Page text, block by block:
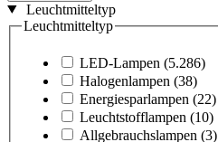
Leuchtmitteltyp
Leuchtmitteltyp
LED-Lampen (5.286)
Halogenlampen (38)
Energiesparlampen (22)
Leuchtstofflampen (10)
Allgebrauchslampen (3)